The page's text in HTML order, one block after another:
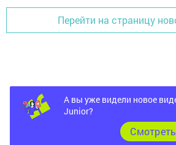
Перейти на страницу
А вы уже видели новое
Junior?
Cмотреть